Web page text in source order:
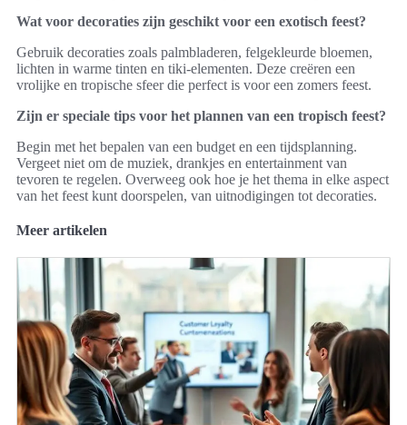
Wat voor decoraties zijn geschikt voor een exotisch feest?
Gebruik decoraties zoals palmbladeren, felgekleurde bloemen,
lichten in warme tinten en tiki-elementen. Deze creëren een
vrolijke en tropische sfeer die perfect is voor een zomers feest.
Zijn er speciale tips voor het plannen van een tropisch feest?
Begin met het bepalen van een budget en een tijdsplanning.
Vergeet niet om de muziek, drankjes en entertainment van
tevoren te regelen. Overweeg ook hoe je het thema in elke aspect
van het feest kunt doorspelen, van uitnodigingen tot decoraties.
Meer artikelen